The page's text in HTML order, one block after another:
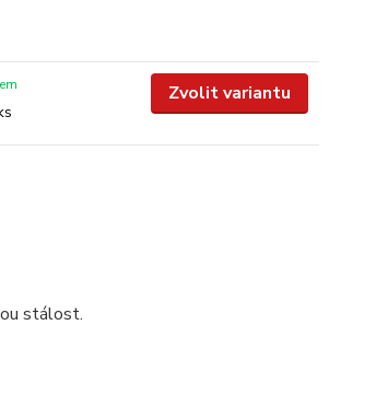
Zvolit variantu
stálost.